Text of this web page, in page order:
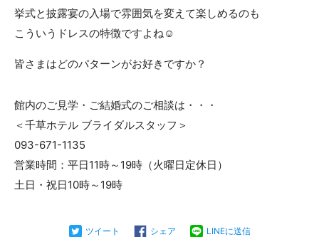
挙式と披露宴の入場で雰囲気を変えて楽しめるのも
こういうドレスの特徴ですよね☺
皆さまはどのパターンがお好きですか？
館内のご見学・ご結婚式のご相談は・・・
＜千草ホテル ブライダルスタッフ＞
093-671-1135
営業時間：平日11時～19時（火曜日定休日）
土日・祝日10時～19時
ツイート シェア LINEに送信